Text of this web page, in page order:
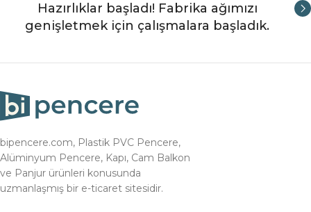
Hazırlıklar başladı! Fabrika ağımızı
genişletmek için çalışmalara başladık.
bipencere.com, Plastik PVC Pencere,
Alüminyum Pencere, Kapı, Cam Balkon
ve Panjur ürünleri konusunda
uzmanlaşmış bir e-ticaret sitesidir.